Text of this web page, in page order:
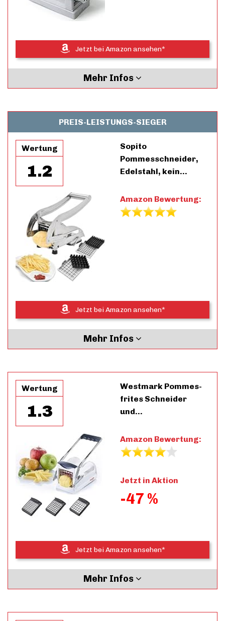
Jetzt bei Amazon ansehen*
Mehr Infos
PREIS-LEISTUNGS-SIEGER
Wertung
1.2
Sopito
Pommesschneider,
Edelstahl, kein…
Amazon Bewertung:
Jetzt bei Amazon ansehen*
Mehr Infos
Wertung
1.3
Westmark Pommes-
frites Schneider
und…
Amazon Bewertung:
Jetzt in Aktion
-47 %
Jetzt bei Amazon ansehen*
Mehr Infos